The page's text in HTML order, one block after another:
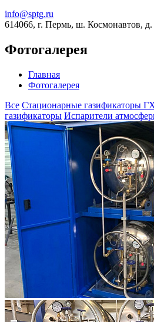
info@sptg.ru
614066, г. Пермь, ш. Космонавтов,
Фотогалерея
Главная
Фотогалерея
Все Стационарные газификаторы
газификаторы Испарители